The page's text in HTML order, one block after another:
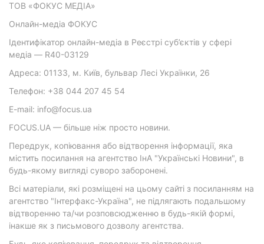
ТОВ «ФОКУС МЕДІА»
Онлайн-медіа ФОКУС
Ідентифікатор онлайн-медіа в Реєстрі суб’єктів у сфері
медіа — R40-03129
Адреса: 01133, м. Київ, бульвар Лесі Українки, 26
Телефон: +38 044 207 45 54
E-mail: info@focus.ua
FOCUS.UA — більше ніж просто новини.
Передрук, копіювання або відтворення інформації, яка
містить посилання на агентство ІнА "Українські Новини", в
будь-якому вигляді суворо заборонені.
Всі матеріали, які розміщені на цьому сайті з посиланням на
агентство "Інтерфакс-Україна", не підлягають подальшому
відтворенню та/чи розповсюдженню в будь-якій формі,
інакше як з письмового дозволу агентства.